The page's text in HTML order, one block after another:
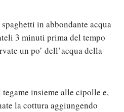
in abbondante acqua
3 minuti prima del tempo
un po’ dell’acqua della
insieme alle cipolle e,
la cottura aggiungendo